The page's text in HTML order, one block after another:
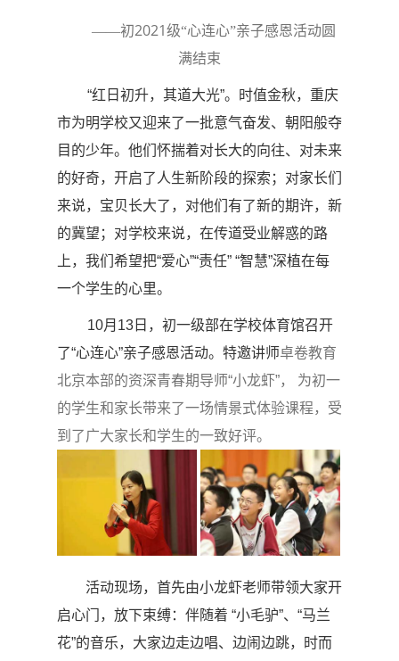
——初2021级“心连心”亲子感恩活动圆
满结束
“红日初升，其道大光”。时值金秋，重庆
市为明学校又迎来了一批意气奋发、朝阳般夺
目的少年。他们怀揣着对长大的向往、对未来
的好奇，开启了人生新阶段的探索；对家长们
来说，宝贝长大了，对他们有了新的期许，新
的冀望；对学校来说，在传道受业解惑的路
上，我们希望把“爱心”“责任” “智慧”深植在每
一个学生的心里。
10月 13日，初一级部在学校体育馆召开
了“心连心”亲子感恩活动。特邀讲师卓卷教育
北京本部的资深青春期导师“小龙虾”， 为初一
的学生和家长带来了一场情景式体验课程，受
到了广大家长和学生的一致好评。
活动现场，首先由小龙虾老师带领大家开
启心门，放下束缚：伴随着 “小毛驴”、“马兰
花”的音乐，大家边走边唱、边闹边跳，时而